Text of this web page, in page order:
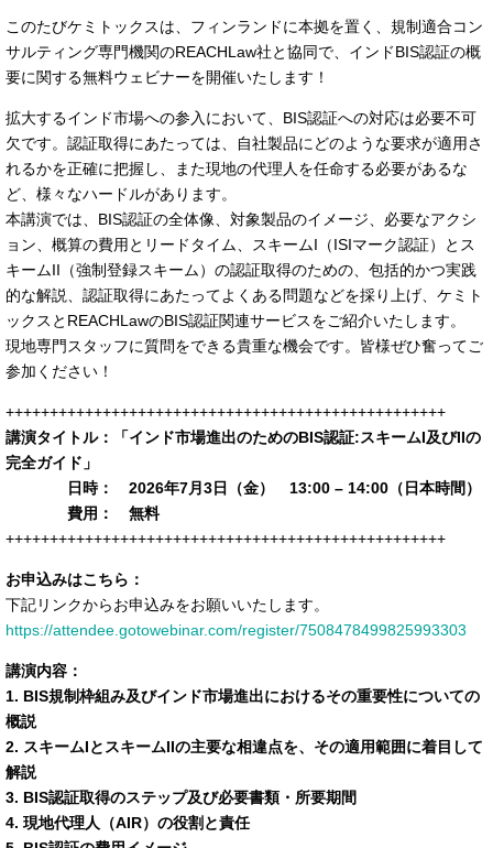
このたびケミトックスは、フィンランドに本拠を置く、規制適合コン
サルティング専門機関のREACHLaw社と協同で、インドBIS認証の概
要に関する無料ウェビナーを開催いたします！
拡大するインド市場への参入において、BIS認証への対応は必要不可
欠です。認証取得にあたっては、自社製品にどのような要求が適用さ
れるかを正確に把握し、また現地の代理人を任命する必要があるな
ど、様々なハードルがあります。
本講演では、BIS認証の全体像、対象製品のイメージ、必要なアクシ
ョン、概算の費用とリードタイム、スキームI（ISIマーク認証）とス
キームII（強制登録スキーム）の認証取得のための、包括的かつ実践
的な解説、認証取得にあたってよくある問題などを採り上げ、ケミト
ックスとREACHLawのBIS認証関連サービスをご紹介いたします。
現地専門スタッフに質問をできる貴重な機会です。皆様ぜひ奮ってご
参加ください！
++++++++++++++++++++++++++++++++++++++++++++++++++
講演タイトル：「インド市場進出のためのBIS認証:スキームI及びIIの
完全ガイド」
日時： 2026年7月3日（金） 13:00 – 14:00（日本時間）
費用： 無料
++++++++++++++++++++++++++++++++++++++++++++++++++
お申込みはこちら：
下記リンクからお申込みをお願いいたします。
https://attendee.gotowebinar.com/register/7508478499825993303
講演内容：
1. BIS規制枠組み及びインド市場進出におけるその重要性についての
概説
2. スキームIとスキームIIの主要な相違点を、その適用範囲に着目して
解説
3. BIS認証取得のステップ及び必要書類・所要期間
4. 現地代理人（AIR）の役割と責任